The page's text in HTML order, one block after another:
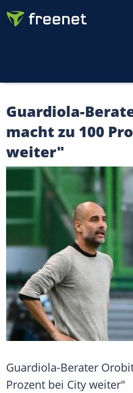
Guardiola-
macht zu 100
weiter"
Guardiola-Berater
Prozent bei City weiter"